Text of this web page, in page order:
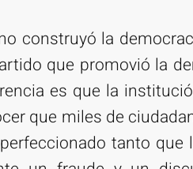
construyó la
que promovió la
es que la
que miles de
tanto